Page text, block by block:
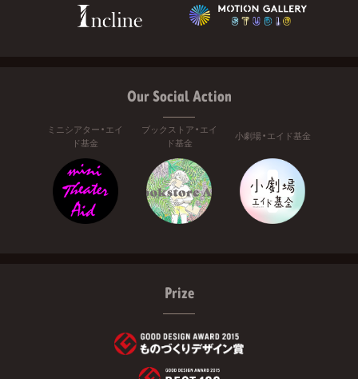
Our Social Action
ミニシアター・エイ
ド基金
ブックストア・エイ
ド基金
小劇場・エイド基金
Prize